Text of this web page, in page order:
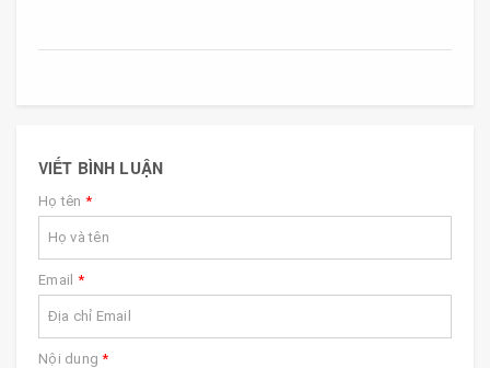
VIẾT BÌNH LUẬN
Họ tên *
Email *
Nội dung*